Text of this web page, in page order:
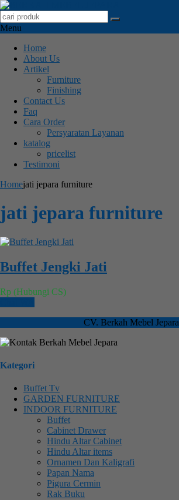
Menu
Home
About Us
Artikel
Furniture
Finishing
Contact Us
Faq
Cara Order
Persyaratan Layanan
katalog
pricelist
Testimoni
Homejati jepara furniture
jati jepara furniture
Buffet Jengki Jati
Rp (Hubungi CS)
CV. Berkah Mebel Jepara
Kategori
Buffet Tv
GARDEN FURNITURE
INDOOR FURNITURE
Buffet
Cabinet Drawer
Hindu Altar Cabinet
Hindu Altar items
Ornamen Dan Kaligrafi
Papan Nama
Pigura Cermin
Rak Buku